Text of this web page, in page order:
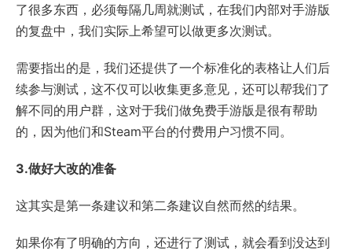
了很多东西，必须每隔几周就测试，在我们内部对手游版
的复盘中，我们实际上希望可以做更多次测试。
需要指出的是，我们还提供了一个标准化的表格让人们后
续参与测试，这不仅可以收集更多意见，还可以帮我们了
解不同的用户群，这对于我们做免费手游版是很有帮助
的，因为他们和Steam平台的付费用户习惯不同。
3.做好大改的准备
这其实是第一条建议和第二条建议自然而然的结果。
如果你有了明确的方向，还进行了测试，就会看到没达到